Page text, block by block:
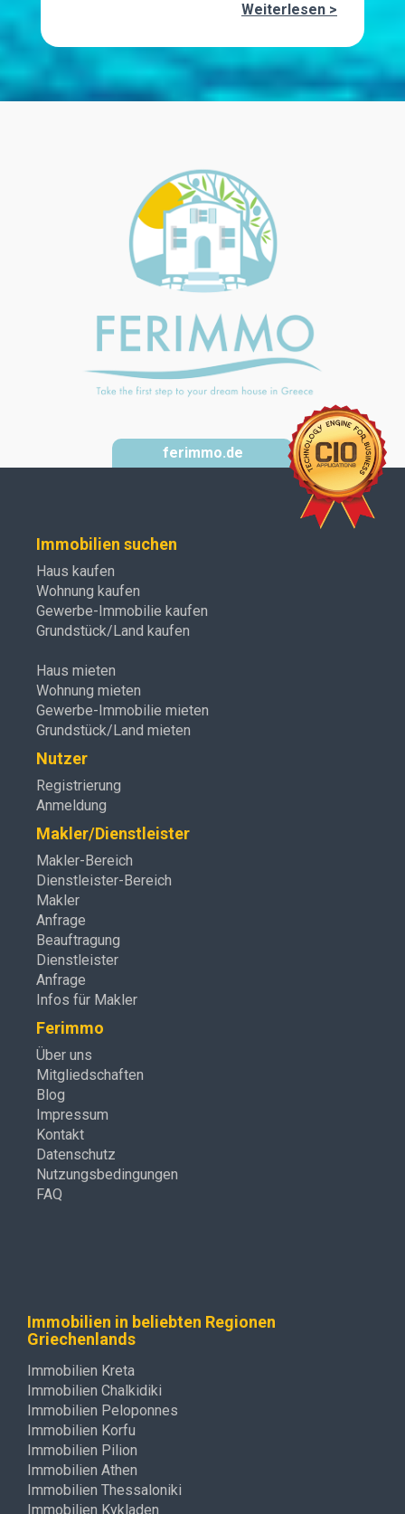
Weiterlesen >
ferimmo.de
Immobilien suchen
Haus kaufen
Wohnung kaufen
Gewerbe-Immobilie kaufen
Grundstück/Land kaufen
Haus mieten
Wohnung mieten
Gewerbe-Immobilie mieten
Grundstück/Land mieten
Nutzer
Registrierung
Anmeldung
Makler/Dienstleister
Makler-Bereich
Dienstleister-Bereich
Makler
Anfrage
Beauftragung
Dienstleister
Anfrage
Infos für Makler
Ferimmo
Über uns
Mitgliedschaften
Blog
Impressum
Kontakt
Datenschutz
Nutzungsbedingungen
FAQ
Immobilien in beliebten Regionen
Griechenlands
Immobilien Kreta
Immobilien Chalkidiki
Immobilien Peloponnes
Immobilien Korfu
Immobilien Pilion
Immobilien Athen
Immobilien Thessaloniki
Immobilien Kykladen